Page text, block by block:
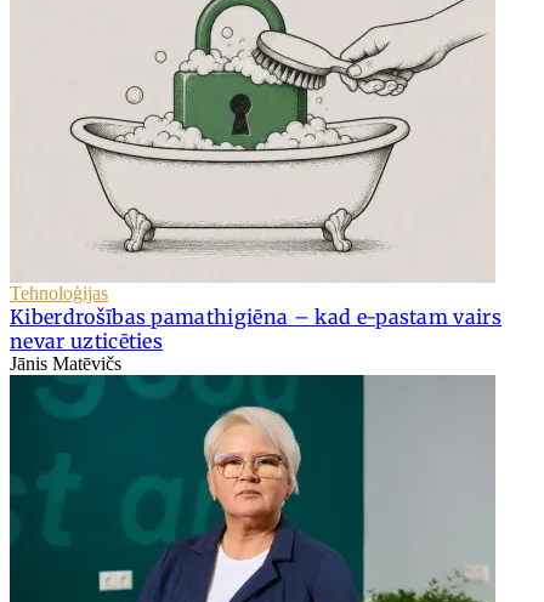
Tehnoloģijas
Kiberdrošības pamathigiēna – kad e-pastam vairs
nevar uzticēties
Jānis Matēvičs